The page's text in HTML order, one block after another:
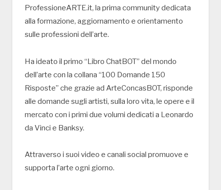
ProfessioneARTE.it, la prima community dedicata
alla formazione, aggiornamento e orientamento
sulle professioni dell’arte.
Ha ideato il primo “Libro ChatBOT” del mondo
dell’arte con la collana “100 Domande 150
Risposte” che grazie ad ArteConcasBOT, risponde
alle domande sugli artisti, sulla loro vita, le opere e il
mercato con i primi due volumi dedicati a Leonardo
da Vinci e Banksy.
Attraverso i suoi video e canali social promuove e
supporta l’arte ogni giorno.